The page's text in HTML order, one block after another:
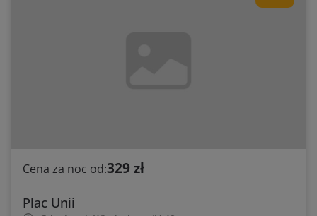
Cena za noc od:329 zł
Plac Unii